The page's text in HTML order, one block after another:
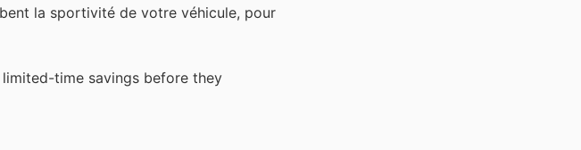
la sportivité de votre véhicule, pour
time savings before they